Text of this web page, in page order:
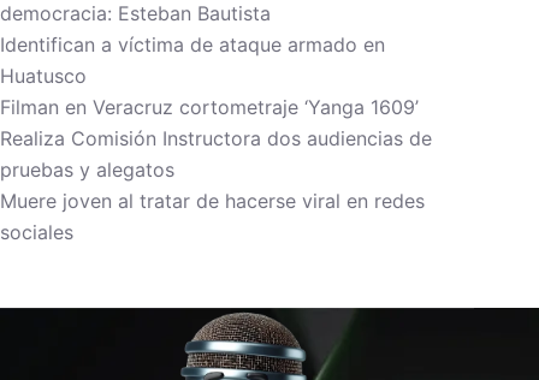
democracia: Esteban Bautista
Identifican a víctima de ataque armado en
Huatusco
Filman en Veracruz cortometraje ‘Yanga 1609’
Realiza Comisión Instructora dos audiencias de
pruebas y alegatos
Muere joven al tratar de hacerse viral en redes
sociales